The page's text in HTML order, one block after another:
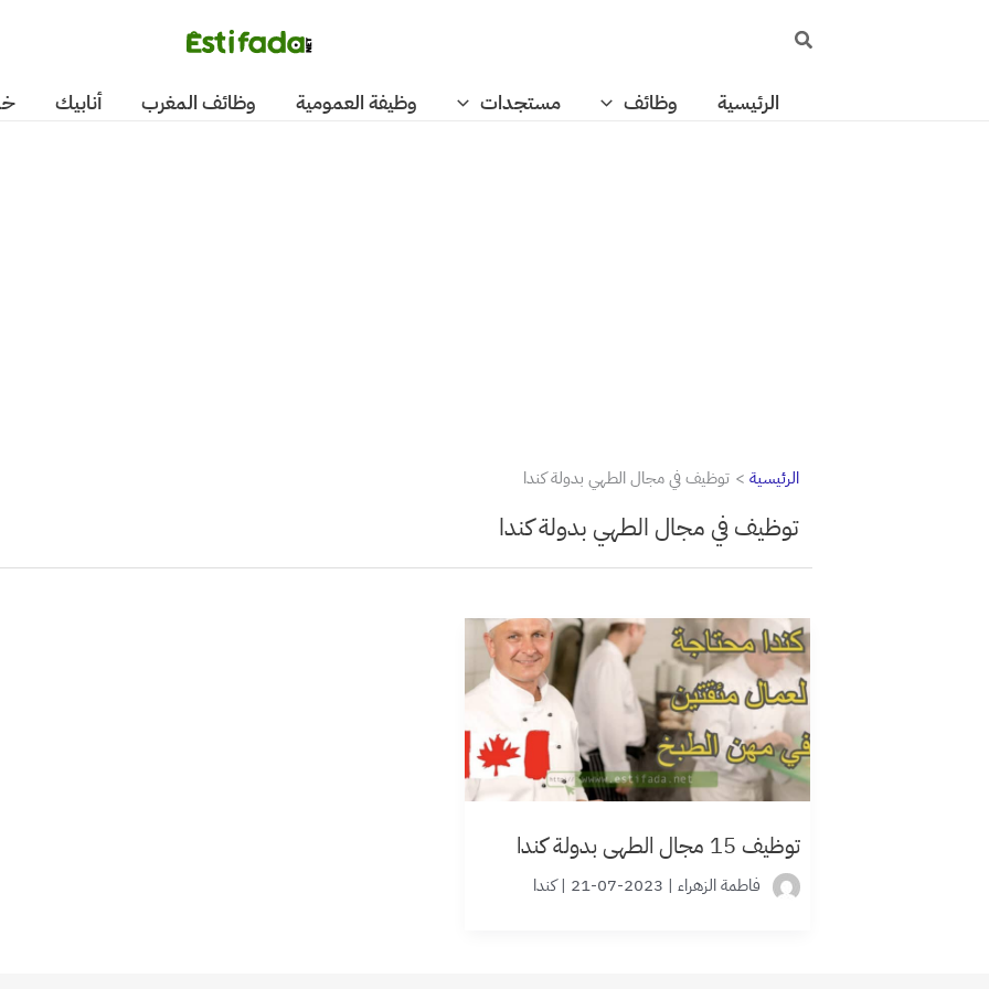
البحث
الرئيسية وظائف مستجدات وظيفة العمومية وظائف المغرب أنابيك
الرئيسية توظيف في مجال الطهي بدولة كندا
توظيف في مجال الطهي بدولة كندا
توظيف 15 مجال الطهي بدولة كندا
فاطمة الزهراء |
2023-07-21
|كندا